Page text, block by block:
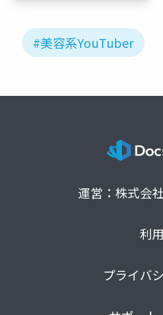
#美容系YouTuber
運営：株式会
利
プライバ